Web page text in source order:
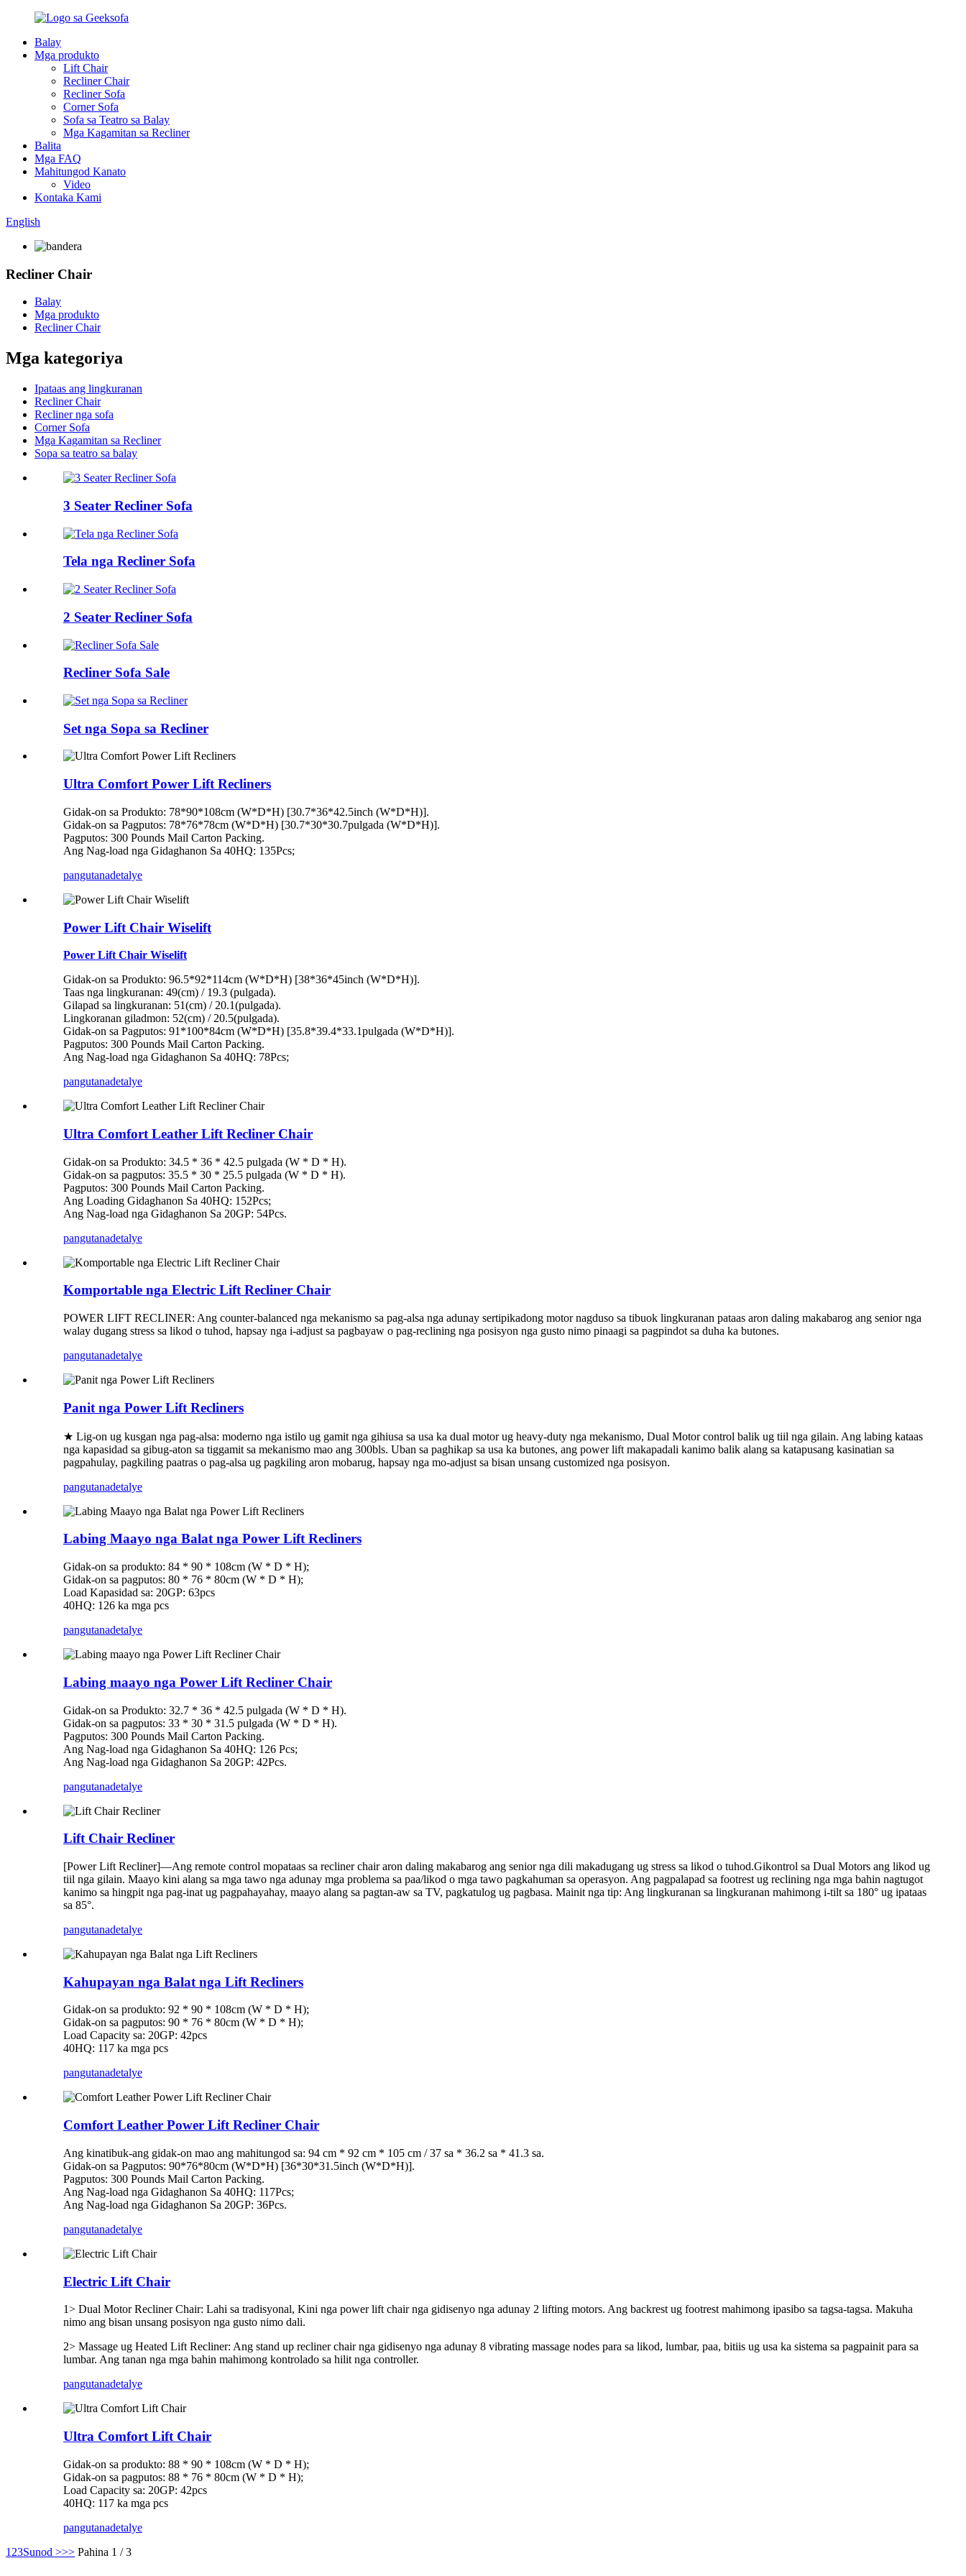
Balay
Mga produkto
Lift Chair
Recliner Chair
Recliner Sofa
Corner Sofa
Sofa sa Teatro sa Balay
Mga Kagamitan sa Recliner
Balita
Mga FAQ
Mahitungod Kanato
Video
Kontaka Kami
English
Recliner Chair
Balay
Mga produkto
Recliner Chair
Mga kategoriya
Ipataas ang lingkuranan
Recliner Chair
Recliner nga sofa
Corner Sofa
Mga Kagamitan sa Recliner
Sopa sa teatro sa balay
3 Seater Recliner Sofa
Tela nga Recliner Sofa
2 Seater Recliner Sofa
Recliner Sofa Sale
Set nga Sopa sa Recliner
Ultra Comfort Power Lift Recliners
Gidak-on sa Produkto: 78*90*108cm (W*D*H) [30.7*36*42.5inch (W*D*H)].
Gidak-on sa Pagputos: 78*76*78cm (W*D*H) [30.7*30*30.7pulgada (W*D*H)].
Pagputos: 300 Pounds Mail Carton Packing.
Ang Nag-load nga Gidaghanon Sa 40HQ: 135Pcs;
pangutanadetalye
Power Lift Chair Wiselift
Power Lift Chair Wiselift
Gidak-on sa Produkto: 96.5*92*114cm (W*D*H) [38*36*45inch (W*D*H)].
Taas nga lingkuranan: 49(cm) / 19.3 (pulgada).
Gilapad sa lingkuranan: 51(cm) / 20.1(pulgada).
Lingkoranan giladmon: 52(cm) / 20.5(pulgada).
Gidak-on sa Pagputos: 91*100*84cm (W*D*H) [35.8*39.4*33.1pulgada (W*D*H)].
Pagputos: 300 Pounds Mail Carton Packing.
Ang Nag-load nga Gidaghanon Sa 40HQ: 78Pcs;
pangutanadetalye
Ultra Comfort Leather Lift Recliner Chair
Gidak-on sa Produkto: 34.5 * 36 * 42.5 pulgada (W * D * H).
Gidak-on sa pagputos: 35.5 * 30 * 25.5 pulgada (W * D * H).
Pagputos: 300 Pounds Mail Carton Packing.
Ang Loading Gidaghanon Sa 40HQ: 152Pcs;
Ang Nag-load nga Gidaghanon Sa 20GP: 54Pcs.
pangutanadetalye
Komportable nga Electric Lift Recliner Chair
POWER LIFT RECLINER: Ang counter-balanced nga mekanismo sa pag-alsa nga adunay sertipikadong motor nagduso sa tibuok lingkuranan pataas aron daling makabarog ang senior nga
walay dugang stress sa likod o tuhod, hapsay nga i-adjust sa pagbayaw o pag-reclining nga posisyon nga gusto nimo pinaagi sa pagpindot sa duha ka butones.
pangutanadetalye
Panit nga Power Lift Recliners
★ Lig-on ug kusgan nga pag-alsa: moderno nga istilo ug gamit nga gihiusa sa usa ka dual motor ug heavy-duty nga mekanismo, Dual Motor control balik ug tiil nga gilain. Ang labing kataas
nga kapasidad sa gibug-aton sa tiggamit sa mekanismo mao ang 300bls. Uban sa paghikap sa usa ka butones, ang power lift makapadali kanimo balik alang sa katapusang kasinatian sa
pagpahulay, pagkiling paatras o pag-alsa ug pagkiling aron mobarug, hapsay nga mo-adjust sa bisan unsang customized nga posisyon.
pangutanadetalye
Labing Maayo nga Balat nga Power Lift Recliners
Gidak-on sa produkto: 84 * 90 * 108cm (W * D * H);
Gidak-on sa pagputos: 80 * 76 * 80cm (W * D * H);
Load Kapasidad sa: 20GP: 63pcs
40HQ: 126 ka mga pcs
pangutanadetalye
Labing maayo nga Power Lift Recliner Chair
Gidak-on sa Produkto: 32.7 * 36 * 42.5 pulgada (W * D * H).
Gidak-on sa pagputos: 33 * 30 * 31.5 pulgada (W * D * H).
Pagputos: 300 Pounds Mail Carton Packing.
Ang Nag-load nga Gidaghanon Sa 40HQ: 126 Pcs;
Ang Nag-load nga Gidaghanon Sa 20GP: 42Pcs.
pangutanadetalye
Lift Chair Recliner
[Power Lift Recliner]—Ang remote control mopataas sa recliner chair aron daling makabarog ang senior nga dili makadugang ug stress sa likod o tuhod.Gikontrol sa Dual Motors ang likod ug
tiil nga gilain. Maayo kini alang sa mga tawo nga adunay mga problema sa paa/likod o mga tawo pagkahuman sa operasyon. Ang pagpalapad sa footrest ug reclining nga mga bahin nagtugot
kanimo sa hingpit nga pag-inat ug pagpahayahay, maayo alang sa pagtan-aw sa TV, pagkatulog ug pagbasa. Mainit nga tip: Ang lingkuranan sa lingkuranan mahimong i-tilt sa 180° ug ipataas
sa 85°.
pangutanadetalye
Kahupayan nga Balat nga Lift Recliners
Gidak-on sa produkto: 92 * 90 * 108cm (W * D * H);
Gidak-on sa pagputos: 90 * 76 * 80cm (W * D * H);
Load Capacity sa: 20GP: 42pcs
40HQ: 117 ka mga pcs
pangutanadetalye
Comfort Leather Power Lift Recliner Chair
Ang kinatibuk-ang gidak-on mao ang mahitungod sa: 94 cm * 92 cm * 105 cm / 37 sa * 36.2 sa * 41.3 sa.
Gidak-on sa Pagputos: 90*76*80cm (W*D*H) [36*30*31.5inch (W*D*H)].
Pagputos: 300 Pounds Mail Carton Packing.
Ang Nag-load nga Gidaghanon Sa 40HQ: 117Pcs;
Ang Nag-load nga Gidaghanon Sa 20GP: 36Pcs.
pangutanadetalye
Electric Lift Chair
1> Dual Motor Recliner Chair: Lahi sa tradisyonal, Kini nga power lift chair nga gidisenyo nga adunay 2 lifting motors. Ang backrest ug footrest mahimong ipasibo sa tagsa-tagsa. Makuha
nimo ang bisan unsang posisyon nga gusto nimo dali.
2> Massage ug Heated Lift Recliner: Ang stand up recliner chair nga gidisenyo nga adunay 8 vibrating massage nodes para sa likod, lumbar, paa, bitiis ug usa ka sistema sa pagpainit para sa
lumbar. Ang tanan nga mga bahin mahimong kontrolado sa hilit nga controller.
pangutanadetalye
Ultra Comfort Lift Chair
Gidak-on sa produkto: 88 * 90 * 108cm (W * D * H);
Gidak-on sa pagputos: 88 * 76 * 80cm (W * D * H);
Load Capacity sa: 20GP: 42pcs
40HQ: 117 ka mga pcs
pangutanadetalye
1 23Sunod >>> Pahina 1 / 3